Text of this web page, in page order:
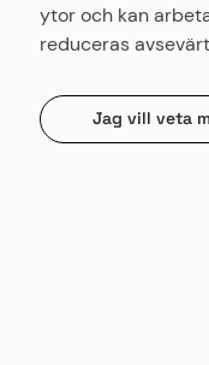
ytor och kan
reduceras
Jag vill veta